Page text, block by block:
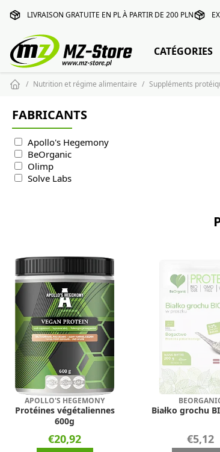
LIVRAISON GRATUITE EN PL À PARTIR DE 200 PLN
CATÉGORIES
Nutrition et régime alimentaire Suppléments
FABRICANTS
Apollo's Hegemony
BeOrganic
Olimp
Solve Labs
APOLLO'S HEGEMONY
Protéines végétaliennes
600g
€20,92
Białko grochu
€5,12